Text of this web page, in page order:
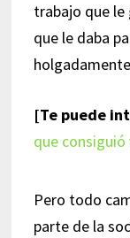
trabajo que le
que le daba
[Te puede
que
Pero todo
parte de la